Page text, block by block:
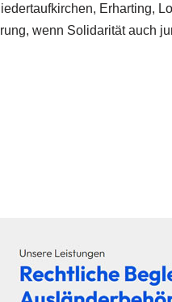
Erharting,
wenn Solidarität auch